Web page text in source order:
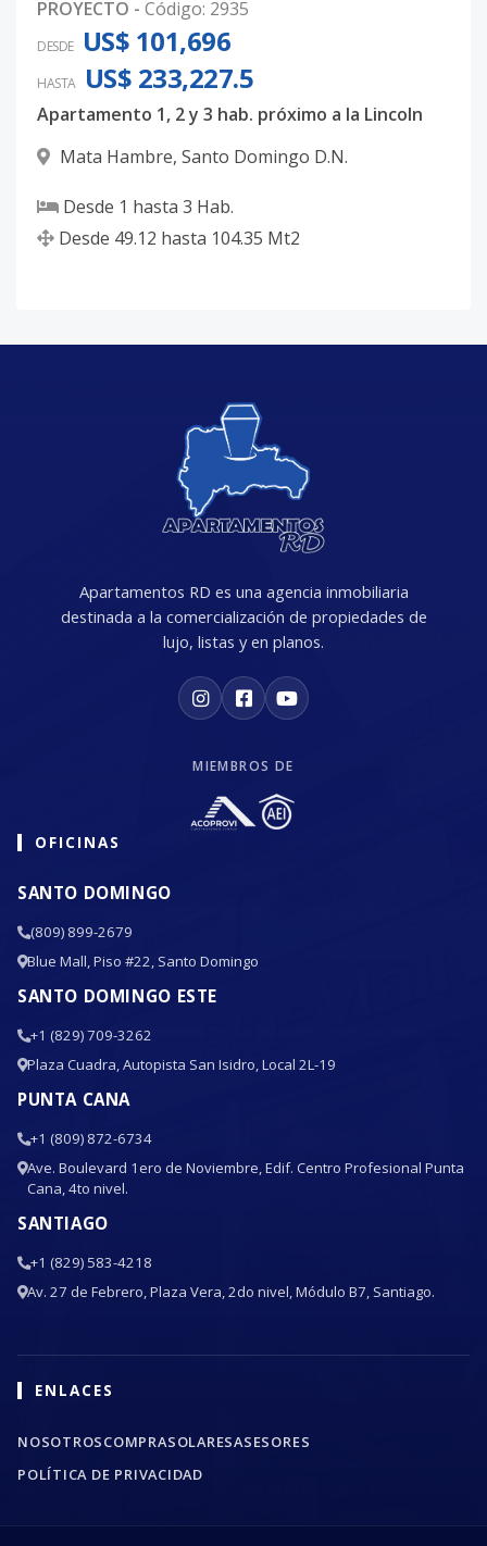
PROYECTO - Código: 2935
DESDE US$ 101,696
HASTA US$ 233,227.5
Apartamento 1, 2 y 3 hab. próximo a la Lincoln
Mata Hambre, Santo Domingo D.N.
Desde 1 hasta 3 Hab.
Desde 49.12 hasta 104.35 Mt2
Apartamentos RD es una agencia inmobiliaria
destinada a la comercialización de propiedades de
lujo, listas y en planos.
MIEMBROS DE
OFICINAS
SANTO DOMINGO
(809) 899-2679
Blue Mall, Piso #22, Santo Domingo
SANTO DOMINGO ESTE
+1 (829) 709-3262
Plaza Cuadra, Autopista San Isidro, Local 2L-19
PUNTA CANA
+1 (809) 872-6734
Ave. Boulevard 1ero de Noviembre, Edif. Centro Profesional Punta
Cana, 4to nivel.
SANTIAGO
+1 (829) 583-4218
Av. 27 de Febrero, Plaza Vera, 2do nivel, Módulo B7, Santiago.
ENLACES
NOSOTROSCOMPRASOLARESASESORES
POLÍTICA DE PRIVACIDAD